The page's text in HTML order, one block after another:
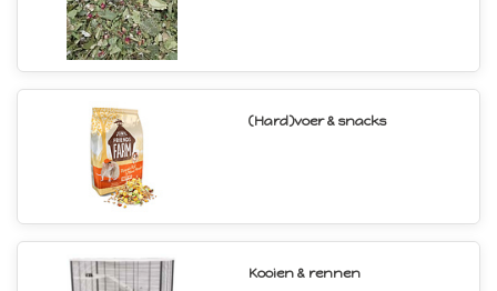
(Hard)voer & snacks
Kooien & rennen